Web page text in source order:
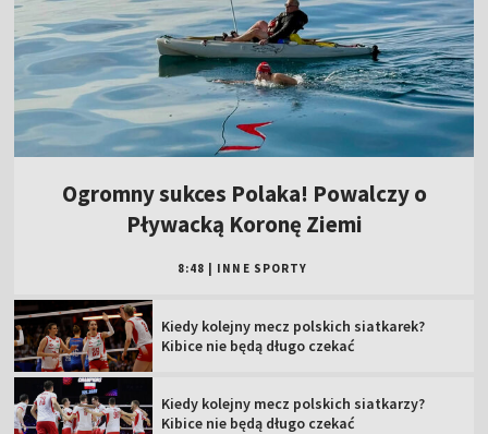
Ogromny sukces Polaka! Powalczy o
Pływacką Koronę Ziemi
8:48 INNE SPORTY
Kiedy kolejny mecz polskich siatkarek?
Kibice nie będą długo czekać
Kiedy kolejny mecz polskich siatkarzy?
Kibice nie będą długo czekać